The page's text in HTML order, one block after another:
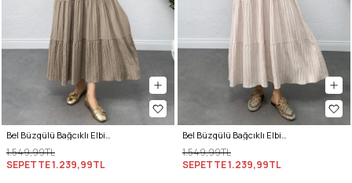
Bel Büzgülü Bağcıklı Elbise 0081 - HAKİ
1.549,99TL
SEPETTE1.239,99TL
Bel Büzgülü Bağcıklı Elbise 0081 - EKRU
1.549,99TL
SEPETTE1.239,99TL